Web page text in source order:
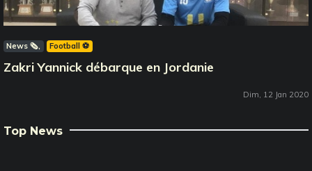
News 🗞️ Football ⚽️
Zakri Yannick débarque en Jordanie
Dim, 12 Jan 2020
Top News